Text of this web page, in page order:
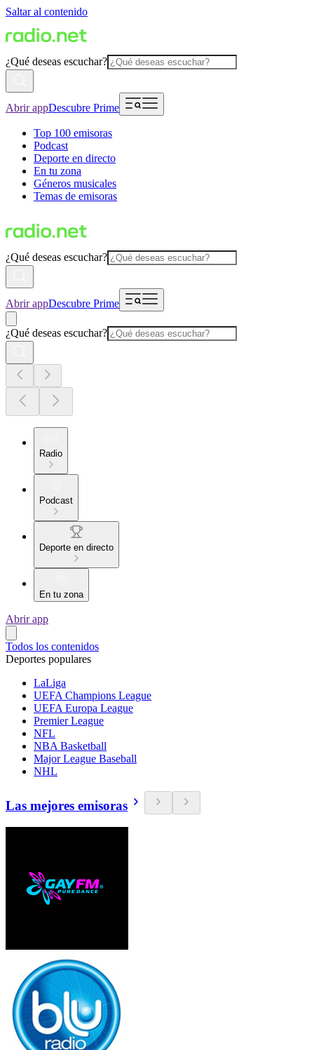
Saltar al contenido
¿Qué deseas escuchar?
Abrir appDescubre Prime
Top 100 emisoras
Podcast
Deporte en directo
En tu zona
Géneros musicales
Temas de emisoras
¿Qué deseas escuchar?
Abrir appDescubre Prime
¿Qué deseas escuchar?
Radio
Podcast
Deporte en directo
En tu zona
Abrir app
Todos los contenidos
Deportes populares
LaLiga
UEFA Champions League
UEFA Europa League
Premier League
NFL
NBA Basketball
Major League Baseball
NHL
Las mejores emisoras